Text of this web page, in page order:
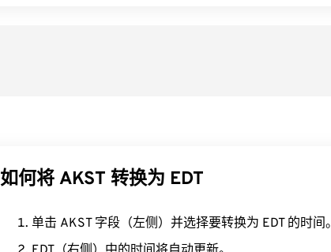
如何将 AKST 转换为 EDT
单击 AKST 字段（左侧）并选择要转换为 EDT 的时间。